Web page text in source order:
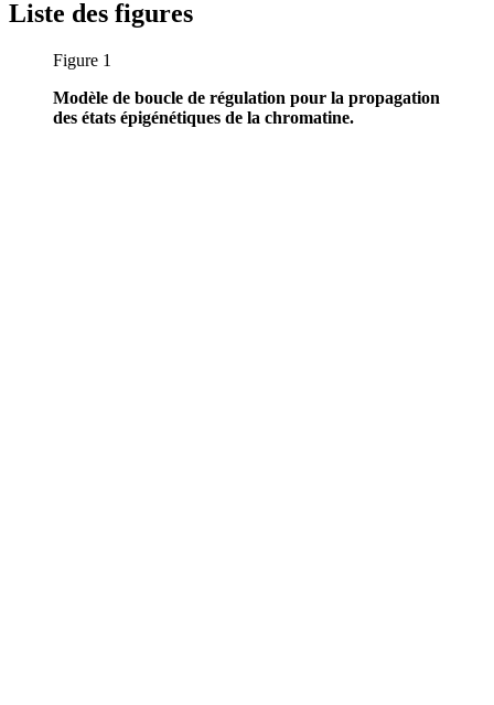
Liste des figures
Figure 1
Modèle de boucle de régulation pour la propagation
des états épigénétiques de la chromatine.